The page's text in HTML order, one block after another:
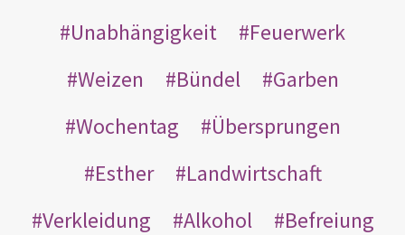
Unabhängigkeit
Feuerwerk
Weizen
Bündel
Garben
Wochentag
Übersprungen
Esther
Landwirtschaft
Verkleidung
Alkohol
Befreiung